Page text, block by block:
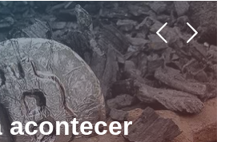
acontecer